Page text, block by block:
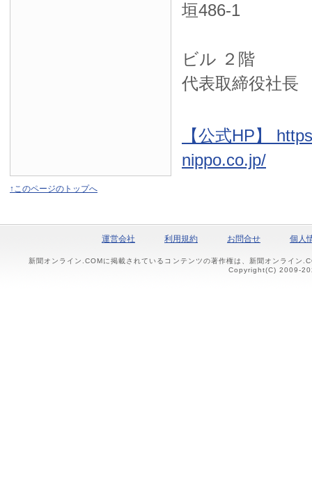
垣486-1
ビル ２階
代表取締役社
【公式HP】
nippo.co.jp/
↑このページのトップへ
運営会社 利用規約 お問合せ 個人
新聞オンライン.COMに掲載されているコンテンツの著作権は、新聞オンライン
Copyright(C) 2009-